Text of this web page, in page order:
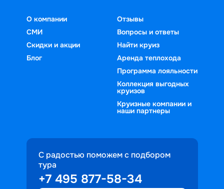
О компании
СМИ
Скидки и акции
Блог
Отзывы
Вопросы и ответы
Найти круиз
Аренда теплохода
Программа лояльности
Коллекция выгодных
круизов
Круизные компании и
наши партнеры
С радостью поможем с подбором
тура
+7 495 877-58-34